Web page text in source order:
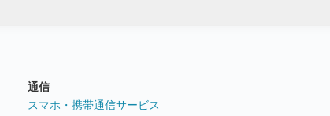
通信
スマホ・携帯通信サービス